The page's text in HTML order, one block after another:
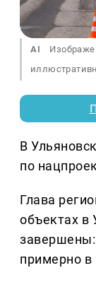
AI
В
по
Глава
объектах в
завершены:
примерно в